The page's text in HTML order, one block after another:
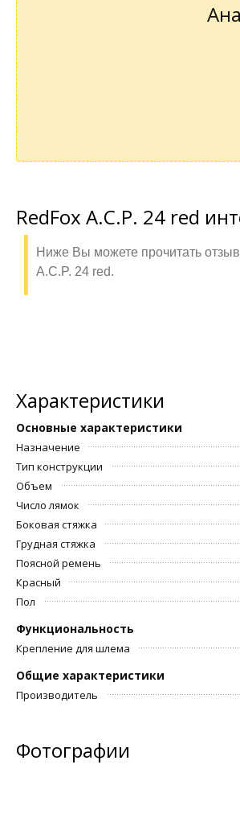
RedFox A.C.P. 24 red
Ниже Вы можете прочитать
A.C.P. 24 red.
Характеристики
Основные характеристики
Назначение
Тип конструкции
Объем
Число лямок
Боковая стяжка
Грудная стяжка
Поясной ремень
Красный
Пол
Функциональность
Крепление для шлема
Общие характеристики
Производитель
Фотографии